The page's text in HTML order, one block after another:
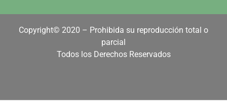
Copyright© 2020 – Prohibida su reproducción total o
parcial
Todos los Derechos Reservados